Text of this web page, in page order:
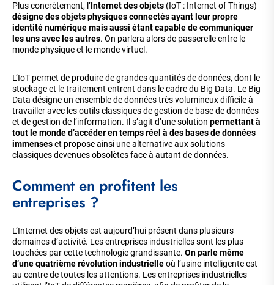
Plus concrètement, l’Internet des objets (IoT : Internet of Things)
désigne des objets physiques connectés ayant leur propre
identité numérique mais aussi étant capable de communiquer
les uns avec les autres. On parlera alors de passerelle entre le
monde physique et le monde virtuel.
L’IoT permet de produire de grandes quantités de données, dont le
stockage et le traitement entrent dans le cadre du Big Data. Le Big
Data désigne un ensemble de données très volumineux difficile à
travailler avec les outils classiques de gestion de base de données
et de gestion de l’information. Il s’agit d’une solution permettant à
tout le monde d’accéder en temps réel à des bases de données
immenseset propose ainsi une alternative aux solutions
classiques devenues obsolètes face à autant de données.
Comment en profitent les
entreprises ?
L’Internet des objets est aujourd’hui présent dans plusieurs
domaines d’activité. Les entreprises industrielles sont les plus
touchées par cette technologie grandissante. On parle même
d’une quatrième révolution industrielleoù l’usine intelligente est
au centre de toutes les attentions. Les entreprises industrielles